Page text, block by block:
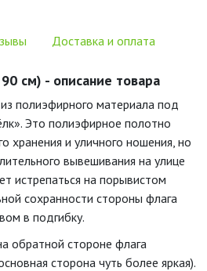
Доставка и оплата
см) - описание товара
полиэфирного материала под
Это полиэфирное полотно
хранения и уличного ношения, но
вывешивания на улице
истрепаться на порывистом
сохранности стороны флага
в подгибку.
обратной стороне флага
сторона чуть более яркая).